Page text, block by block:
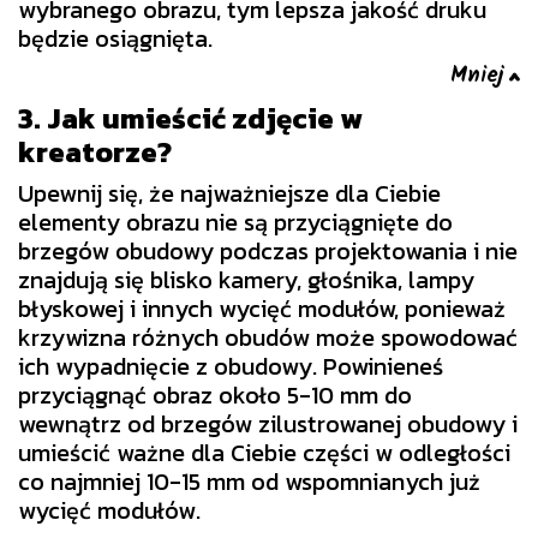
wybranego obrazu, tym lepsza jakość druku
będzie osiągnięta.
3. Jak umieścić zdjęcie w
kreatorze?
Upewnij się, że najważniejsze dla Ciebie
elementy obrazu nie są przyciągnięte do
brzegów obudowy podczas projektowania i nie
znajdują się blisko kamery, głośnika, lampy
błyskowej i innych wycięć modułów, ponieważ
krzywizna różnych obudów może spowodować
ich wypadnięcie z obudowy. Powinieneś
przyciągnąć obraz około 5-10 mm do
wewnątrz od brzegów zilustrowanej obudowy i
umieścić ważne dla Ciebie części w odległości
co najmniej 10-15 mm od wspomnianych już
wycięć modułów.